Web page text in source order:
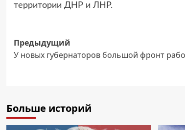
территории ДНР и ЛНР.
Навигация
записи
Предыдущий
У новых губернаторов большой фронт
Больше историй